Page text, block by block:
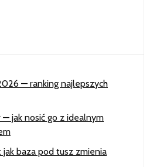
— ranking najlepszych
jak nosić go z idealnym
jak baza pod tusz zmienia